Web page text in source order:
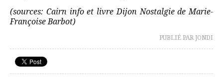
(sources: Cairn info et livre Dijon Nostalgie de Marie-
Françoise Barbot)
PUBLIÉ PAR JONDI